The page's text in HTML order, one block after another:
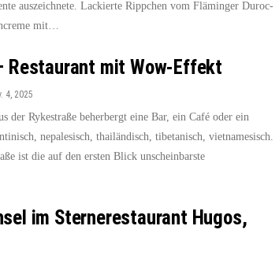
auszeichnete. Lackierte Rippchen vom Fläminger Duroc-
mit…
Restaurant mit Wow-Effekt
4, 2025
der Rykestraße beherbergt eine Bar, ein Café oder ein
nepalesisch, thailändisch, tibetanisch, vietnamesisch.
ist die auf den ersten Blick unscheinbarste
im Sternerestaurant Hugos,